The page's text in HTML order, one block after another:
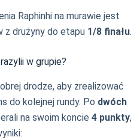
Raphinhi na murawie jest
z drużyny do etapu 1/8 finału.
w grupie?
drodze, aby zrealizować
do kolejnej rundy. Po dwóch
na swoim koncie 4 punkty,